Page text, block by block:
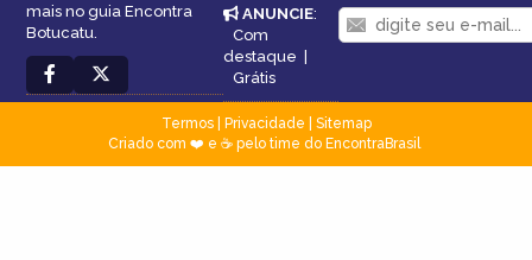
mais no guia Encontra
Botucatu.
ANUNCIE:
Com
destaque |
Grátis
Termos| Privacidade
Sitemap
Criado com ❤️ e ☕ pelo time do EncontraBrasil